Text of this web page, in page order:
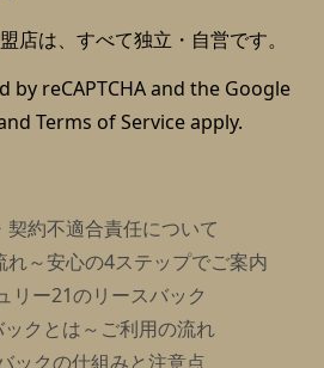
店は、すべて独立・自営です。
by reCAPTCHA and the Google
Terms of Serviceapply.
契約不適合責任について
れ～安心の4ステップでご案内
リー21のリースバック
ックとは～ご利用の流れ
ックの仕組みと注意点